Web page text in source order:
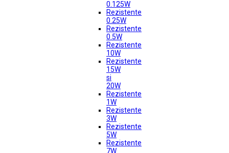
0.125W
Rezistente
0.25W
Rezistente
0.5W
Rezistente
10W
Rezistente
15W
si
20W
Rezistente
1W
Rezistente
3W
Rezistente
5W
Rezistente
7W